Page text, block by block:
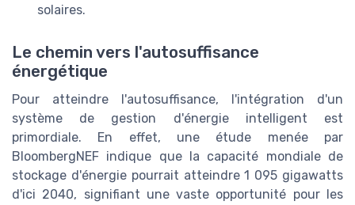
solaires.
Le chemin vers l'autosuffisance
énergétique
Pour atteindre l'autosuffisance, l'intégration d'un
système de gestion d'énergie intelligent est
primordiale. En effet, une étude menée par
BloombergNEF indique que la capacité mondiale de
stockage d'énergie pourrait atteindre 1 095 gigawatts
d'ici 2040, signifiant une vaste opportunité pour les